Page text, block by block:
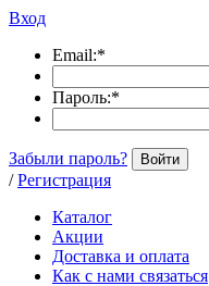
Вход
Email:*
Пароль:*
Забыли пароль? Войти
/ Регистрация
Каталог
Акции
Доставка и оплата
Как с нами связаться